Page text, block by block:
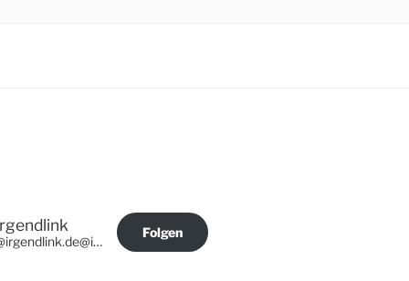
@irgendlink.de@irgendlink.de
Folgen